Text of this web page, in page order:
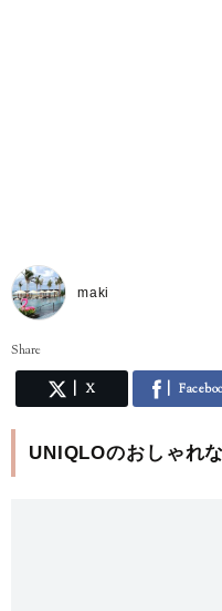
maki
Share
X
UNIQLOのおしゃれ